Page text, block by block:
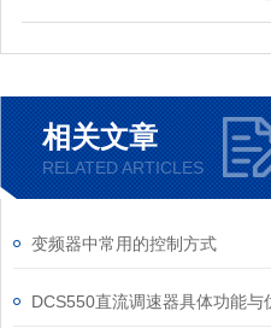
相关文章
RELATED ARTICLES
变频器中常用的控制方式